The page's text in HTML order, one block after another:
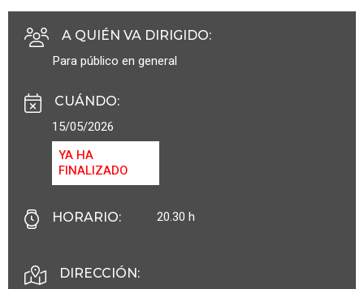
A QUIÉN VA DIRIGIDO:
Para público en general
CUÁNDO:
15/05/2026
YA HA
FINALIZADO
HORARIO: 20.30 h
DIRECCIÓN: